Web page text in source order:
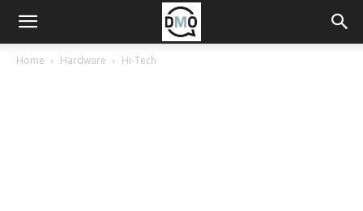
Home Hardware Hi-Tech